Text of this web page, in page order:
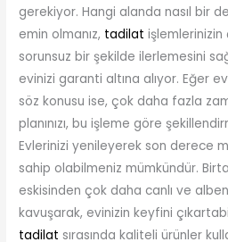
gerekiyor. Hangi alanda nasıl bir
emin olmanız, tadilat
sorunsuz bir şekilde ilerlemesini
evinizi garanti altına alıyor. Eğer
söz konusu ise, çok daha fazla
planınızı, bu işleme göre
Evlerinizi yenileyerek son derece
sahip olabilmeniz mümkündür.
eskisinden çok daha canlı ve
kavuşarak, evinizin keyfini
tadilat sırasında kaliteli ürünler